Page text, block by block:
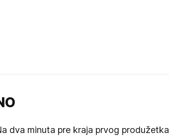
dva minuta pre kraja prvog produžetka